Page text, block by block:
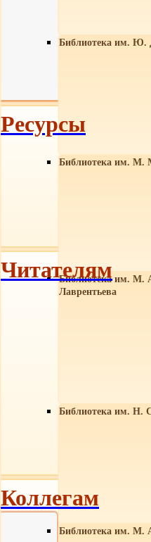
Библиотека им. Ю.
Библиотека им. М.
Библиотека им. М.
Лаврентьева
Библиотека им. Н.
Библиотека им. М.
Ресурсы
Читателям
Коллегам